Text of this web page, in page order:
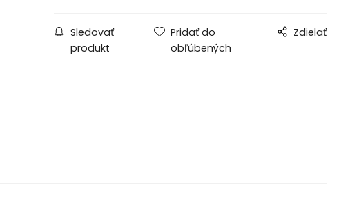
Sledovať
produkt
Pridať do
obľúbených
Zdielať